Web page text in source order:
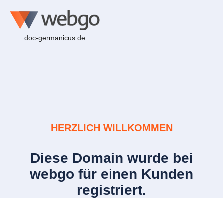
doc-germanicus.de
HERZLICH WILLKOMMEN
Diese Domain wurde bei
webgo für einen Kunden
registriert.